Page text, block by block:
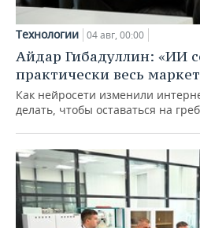
Технологии 04 авг, 00:00
Айдар Гибадуллин: «ИИ
практически весь
Как нейросети изменили
делать, чтобы оставаться на